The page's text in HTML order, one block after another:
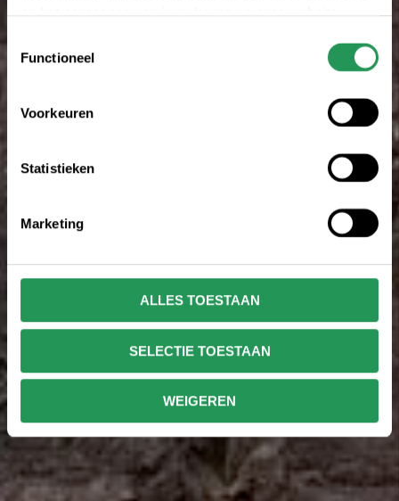
Functioneel
Voorkeuren
Statistieken
Marketing
ALLES TOESTAAN
SELECTIE TOESTAAN
WEIGEREN